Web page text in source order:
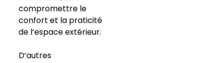
compromettre le
confort et la praticité
de l’espace extérieur.
D’autres